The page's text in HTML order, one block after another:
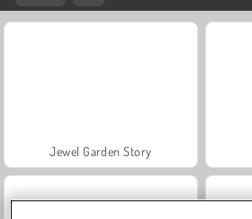
Jewel Garden Story